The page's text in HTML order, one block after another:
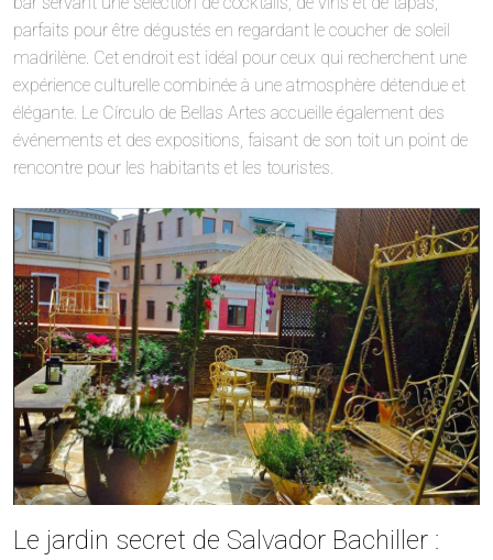
parfaits pour être dégustés en regardant le coucher de soleil
madrilène. Cet endroit est idéal pour ceux qui recherchent une
expérience culturelle combinée à une atmosphère détendue et
élégante. Le Círculo de Bellas Artes accueille également des
événements et des expositions, faisant de son toit un point de
rencontre pour les habitants et les touristes.
Le jardin secret de Salvador Bachiller :